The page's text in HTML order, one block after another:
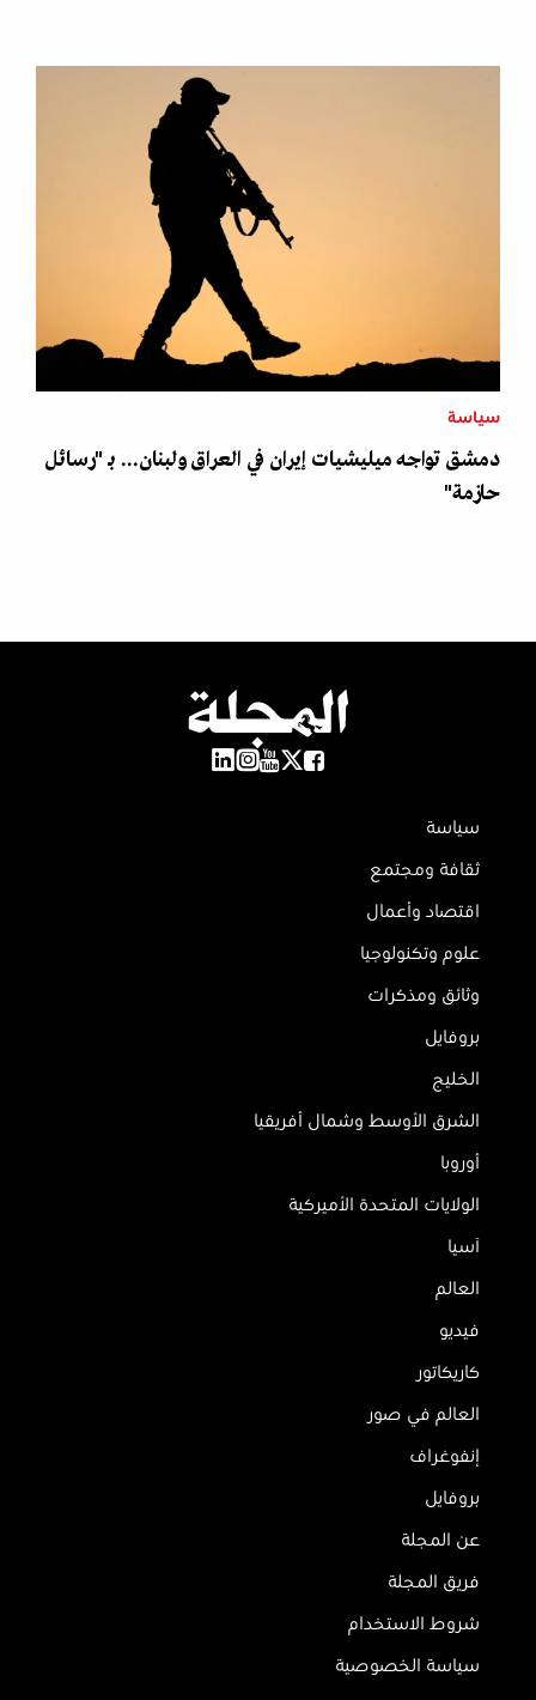
سياسة
دمشق تواجه ميليشيات إيران في العراق ولبنان... بـ "رسائل
حازمة"
سياسة
ثقافة ومجتمع
اقتصاد وأعمال
علوم وتكنولوجيا
وثائق ومذكرات
بروفايل
الخليج
الشرق الأوسط وشمال أفريقيا
أوروبا
الولايات المتحدة الأميركية
آسيا
العالم
فيديو
كاريكاتور
العالم في صور
إنفوغراف
بروفايل
عن المجلة
فريق المجلة
شروط الاستخدام
سياسة الخصوصية